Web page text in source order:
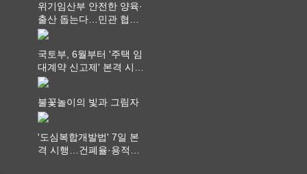
위기임산부 안전한 양육·
출산 돕는다…민관 협력
체계 구축
국토부, 6월부터 '주택 임
대계약 신고제' 본격 시
행…실거래가 투명화 기
불꽃놀이의 빛과 그림자
'도심복합개발법' 7일 본
격 시행…건폐율·용적률